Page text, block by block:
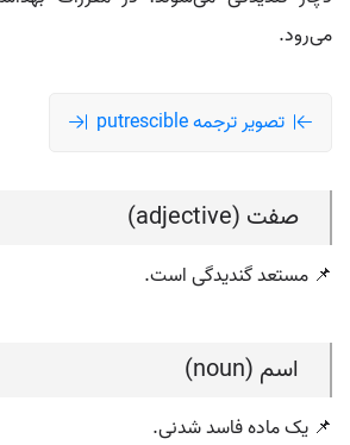
می‌رود.
تصویر ترجمه putrescible
صفت (adjective)
📌 مستعد گندیدگی است.
اسم (noun)
📌 یک ماده فاسد شدنی.